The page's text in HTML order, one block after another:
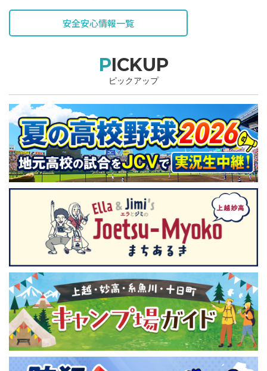
安全安心情報一覧
PICKUP
ピックアップ